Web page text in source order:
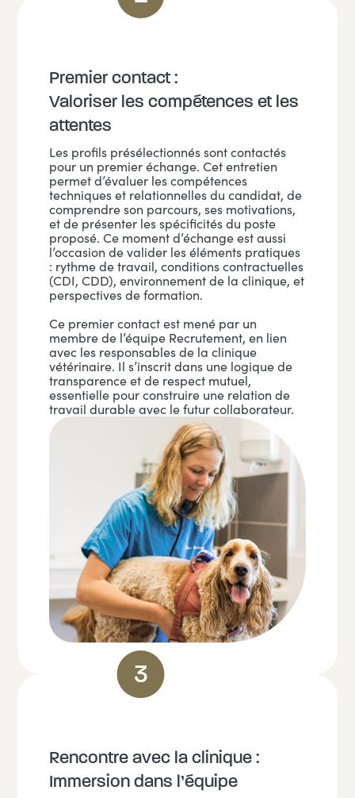
Premier contact :
Valoriser les compétences et les
attentes
Les profils présélectionnés sont contactés
pour un premier échange. Cet entretien
permet d’évaluer les compétences
techniques et relationnelles du candidat, de
comprendre son parcours, ses motivations,
et de présenter les spécificités du poste
proposé. Ce moment d’échange est aussi
l’occasion de valider les éléments pratiques
: rythme de travail, conditions contractuelles
(CDI, CDD), environnement de la clinique, et
perspectives de formation.
Ce premier contact est mené par un
membre de l’équipe Recrutement, en lien
avec les responsables de la clinique
vétérinaire. Il s’inscrit dans une logique de
transparence et de respect mutuel,
essentielle pour construire une relation de
travail durable avec le futur collaborateur.
Rencontre avec la clinique :
Immersion dans l’équipe